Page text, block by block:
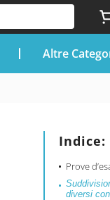
Altre
Indice:
Prove
diversi